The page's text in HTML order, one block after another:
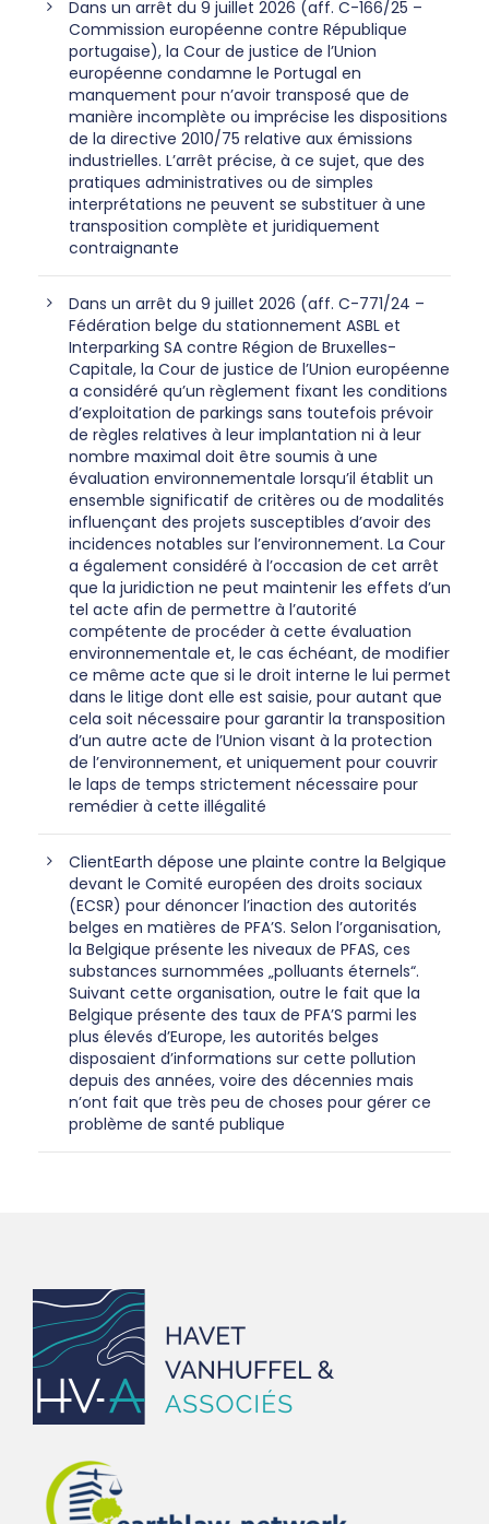
Dans un arrêt du 9 juillet 2026 (aff. C-166/25 –
Commission européenne contre République
portugaise), la Cour de justice de l’Union
européenne condamne le Portugal en
manquement pour n’avoir transposé que de
manière incomplète ou imprécise les dispositions
de la directive 2010/75 relative aux émissions
industrielles. L’arrêt précise, à ce sujet, que des
pratiques administratives ou de simples
interprétations ne peuvent se substituer à une
transposition complète et juridiquement
contraignante
Dans un arrêt du 9 juillet 2026 (aff. C-771/24 –
Fédération belge du stationnement ASBL et
Interparking SA contre Région de Bruxelles-
Capitale, la Cour de justice de l’Union européenne
a considéré qu’un règlement fixant les conditions
d’exploitation de parkings sans toutefois prévoir
de règles relatives à leur implantation ni à leur
nombre maximal doit être soumis à une
évaluation environnementale lorsqu’il établit un
ensemble significatif de critères ou de modalités
influençant des projets susceptibles d’avoir des
incidences notables sur l’environnement. La Cour
a également considéré à l’occasion de cet arrêt
que la juridiction ne peut maintenir les effets d’un
tel acte afin de permettre à l’autorité
compétente de procéder à cette évaluation
environnementale et, le cas échéant, de modifier
ce même acte que si le droit interne le lui permet
dans le litige dont elle est saisie, pour autant que
cela soit nécessaire pour garantir la transposition
d’un autre acte de l’Union visant à la protection
de l’environnement, et uniquement pour couvrir
le laps de temps strictement nécessaire pour
remédier à cette illégalité
ClientEarth dépose une plainte contre la Belgique
devant le Comité européen des droits sociaux
(ECSR) pour dénoncer l’inaction des autorités
belges en matières de PFA’S. Selon l’organisation,
la Belgique présente les niveaux de PFAS, ces
substances surnommées „polluants éternels“.
Suivant cette organisation, outre le fait que la
Belgique présente des taux de PFA’S parmi les
plus élevés d’Europe, les autorités belges
disposaient d’informations sur cette pollution
depuis des années, voire des décennies mais
n’ont fait que très peu de choses pour gérer ce
problème de santé publique